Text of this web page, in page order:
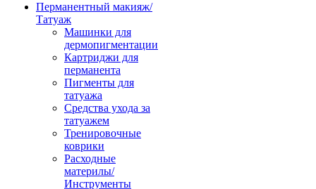
Перманентный макияж/
Татуаж
Машинки для
дермопигментации
Картриджи для
перманента
Пигменты для
татуажа
Средства ухода за
татуажем
Тренировочные
коврики
Расходные
материлы/
Инструменты